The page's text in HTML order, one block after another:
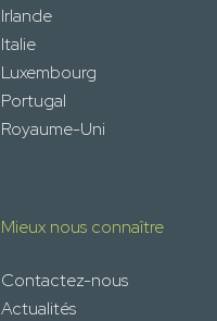
Irlande
Italie
Luxembourg
Portugal
Royaume-Uni
Mieux nous connaître
Contactez-nous
Actualités